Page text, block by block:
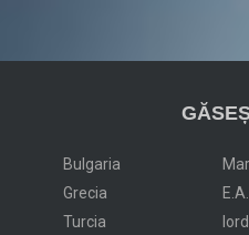
Bulgaria
Grecia
Turcia